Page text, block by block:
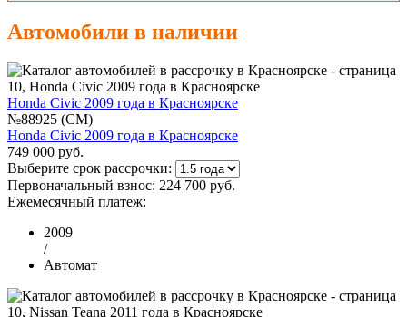
Автомобили в наличии
Honda Civic 2009 года в Красноярске
№88925 (CM)
Honda Civic 2009 года в Красноярске
749 000 руб.
Выберите срок рассрочки:
Первоначальный взнос: 224 700 руб.
Ежемесячный платеж:
2009
/
Автомат